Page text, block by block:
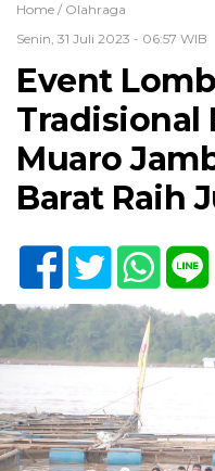
Home / Olahraga
Senin, 31 Juli 2023 - 06:57 WIB
Event
Tradisional
Muaro
Barat Raih